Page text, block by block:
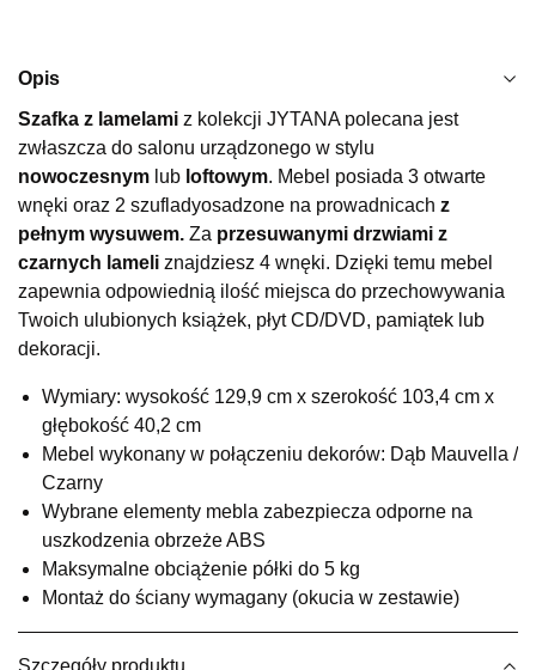
SALON MEBLOWY KUBUŚ
Salon meblowy
UL.RZEMIEŚLNICZA 6
66-470 KOSTRZYN NAD ODRĄ
Nr tel.507103199
Godziny otwarcia
Pn-Pt: 10:00-18:00, Sb: 10:00-14:00
1 049,00 zł
SALON MEBLOWY M JAK MEBLE
Salon meblowy
UL.BASZTOWA 3
76-100 SŁAWNO
Nr tel.502668736
Adres e-mail:pph.catrin@wp.pl
Opis
Szafka z lamelami z kolekcji JYTANA polecana jest
zwłaszcza do salonu urządzonego w stylu
nowoczesnym lub loftowym. Mebel posiada 3 otwarte
wnęki oraz 2 szufladyosadzone na prowadnicach z
pełnym wysuwem. Za przesuwanymi drzwiami z
czarnych lameli znajdziesz 4 wnęki. Dzięki temu mebel
zapewnia odpowiednią ilość miejsca do przechowywania
Twoich ulubionych książek, płyt CD/DVD, pamiątek lub
dekoracji.
Wymiary: wysokość 129,9 cm x szerokość 103,4 cm x
głębokość 40,2 cm
Mebel wykonany w połączeniu dekorów: Dąb Mauvella /
Czarny
Wybrane elementy mebla zabezpiecza odporne na
uszkodzenia obrzeże ABS
Maksymalne obciążenie półki do 5 kg
Montaż do ściany wymagany (okucia w zestawie)
Szczegóły produktu